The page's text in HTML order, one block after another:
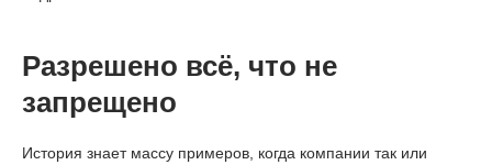
Разрешено всё, что не
запрещено
История знает массу примеров, когда компании так или